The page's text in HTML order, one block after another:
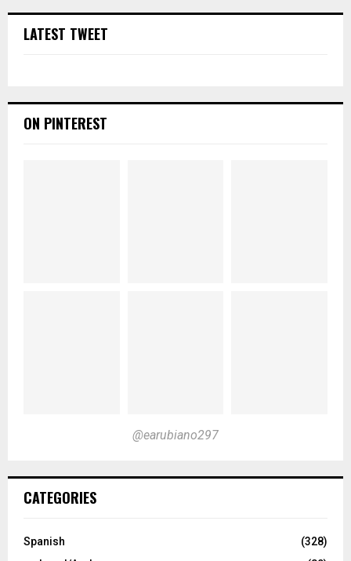
LATEST TWEET
ON PINTEREST
@earubiano297
CATEGORIES
Spanish
(328)